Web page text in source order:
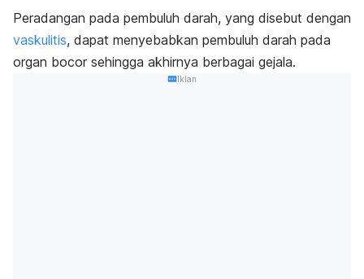
Peradangan pada pembuluh darah, yang disebut dengan
vaskulitis, dapat menyebabkan pembuluh darah pada
organ bocor sehingga akhirnya berbagai gejala.
Iklan